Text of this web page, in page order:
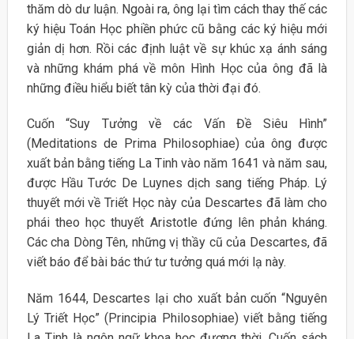
thăm dò dư luận. Ngoài ra, ông lại tìm cách thay thế các
ký hiệu Toán Học phiền phức cũ bằng các ký hiệu mới
giản dị hơn. Rồi các định luật về sự khúc xạ ánh sáng
và những khám phá về môn Hình Học của ông đã là
những điều hiểu biết tân kỳ của thời đại đó.
Cuốn “Suy Tưởng về các Vấn Đề Siêu Hình”
(Meditations de Prima Philosophiae) của ông được
xuất bản bằng tiếng La Tinh vào năm 1641 và năm sau,
được Hầu Tước De Luynes dịch sang tiếng Pháp. Lý
thuyết mới về Triết Học này của Descartes đã làm cho
phái theo học thuyết Aristotle đứng lên phản kháng.
Các cha Dòng Tên, những vị thầy cũ của Descartes, đã
viết báo để bài bác thứ tư tưởng quá mới lạ này.
Năm 1644, Descartes lại cho xuất bản cuốn “Nguyên
Lý Triết Học” (Principia Philosophiae) viết bằng tiếng